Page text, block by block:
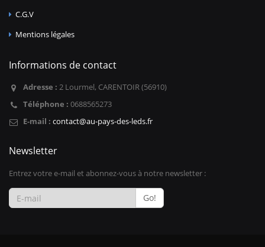
C.G.V
Mentions légales
Informations de contact
Adresse : 2 Lourmel, CARENTOIR (56910)
Téléphone : 0688565273
E-mail : contact@au-pays-des-leds.fr
Newsletter
Entrez votre e-mail et abonnez-vous à notre newsletter :
Go!